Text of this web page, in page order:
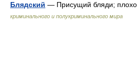
Блядский — Присущий бляди;
криминального и полукриминального мира